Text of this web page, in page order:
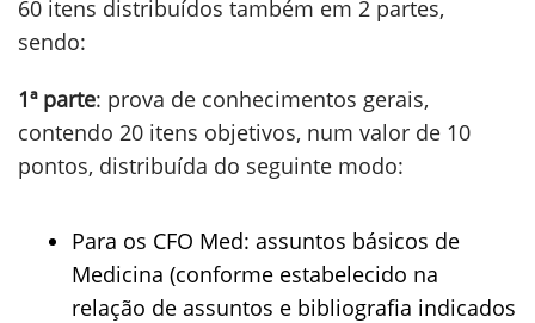
60 itens distribuídos também em 2 partes,
sendo:
1ª parte: prova de conhecimentos gerais,
contendo 20 itens objetivos, num valor de 10
pontos, distribuída do seguinte modo:
Para os CFO Med: assuntos básicos de
Medicina (conforme estabelecido na
relação de assuntos e bibliografia indicados